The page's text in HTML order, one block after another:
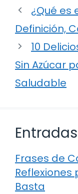
¿Qué es
Definición,
10
Sin Azúcar
Saludable
Frases de
Basta